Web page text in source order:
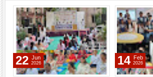
22 Jun
2026 14 Feb
2026